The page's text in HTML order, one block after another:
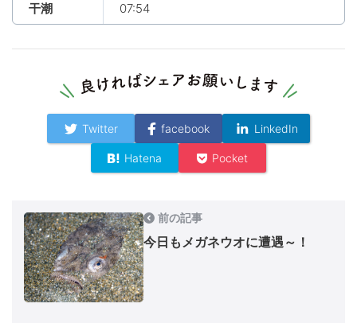
干潮 07:54
Twitter facebook LinkedIn
Hatena Pocket
前の記事
今日もメガネウオに遭遇～！